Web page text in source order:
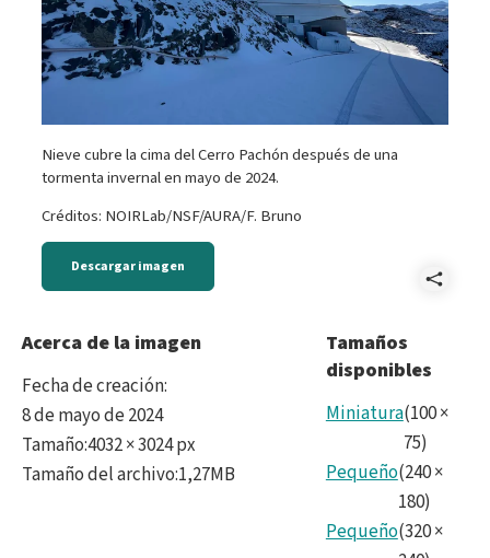
Nieve cubre la cima del Cerro Pachón después de una
tormenta invernal en mayo de 2024.
Créditos: NOIRLab/NSF/AURA/F. Bruno
Descargar imagen
Acerca de la imagen
Fecha de creación:
8 de mayo de 2024
Tamaño:4032 × 3024 px
Tamaño del archivo:1,27MB
Tamaños
disponibles
Miniatura(100×
75)
Pequeño(240×
180)
Pequeño(320×